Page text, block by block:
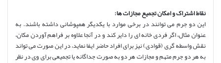
نقاط اشتراک و امکان تجمیع مجازات ها:
این دو جرم می توانند در برخی موارد با یکدیگر همپوشانی داشته باشند. به
عنوان مثال، اگر فردی خانه ای را دایر کند و در آنجا علاوه بر فراهم آوردن مکان،
نقش واسطه گری (قوادی) نیز برای افراد حاضر ایفا نماید، در این صورت می تواند
به هر دو جرم متهم و مجازات هر دو به صورت جداگانه یا تجمیعی برای وی در نظر